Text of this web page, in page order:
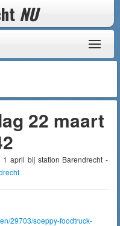
NU
22 maart
1 april bij station Barendrecht -
29703/soeppy-foodtruck-